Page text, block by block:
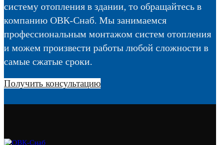
систему отопления в здании, то обращайтесь в
компанию ОВК-Снаб. Мы занимаемся
профессиональным монтажом систем отопления
и можем произвести работы любой сложности в
самые сжатые сроки.
Получить консультацию